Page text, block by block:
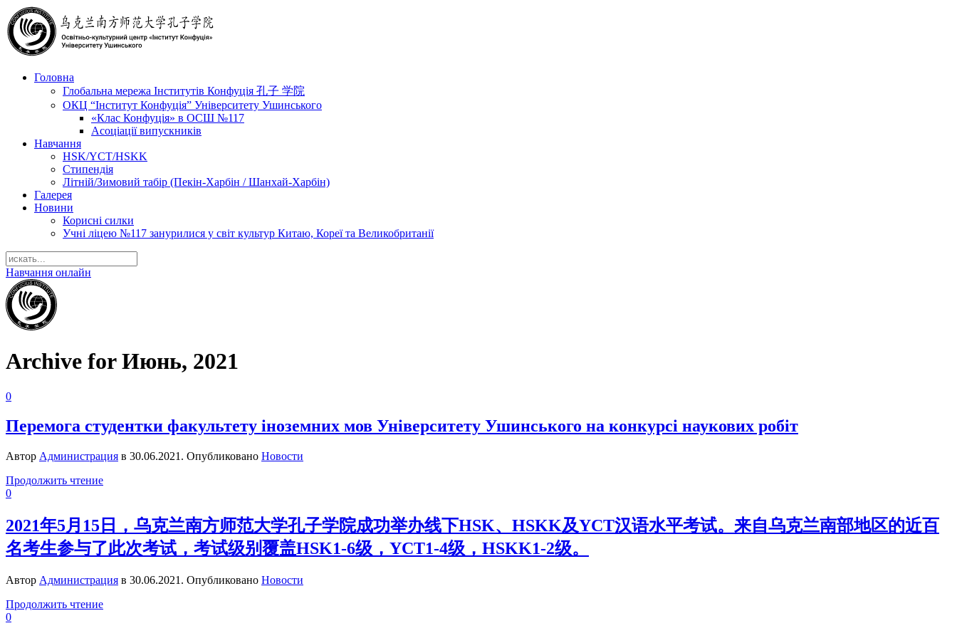
Головна
Глобальна мережа Інститутів Конфуція 孔子 学院
ОКЦ “Інститут Конфуція” Університету Ушинського
«Клас Конфуція» в ОСШ №117
Асоціації випускників
Навчання
HSK/YCT/HSKK
Стипендія
Літній/Зимовий табір (Пекін-Харбін / Шанхай-Харбін)
Галерея
Новини
Корисні силки
Учні ліцею №117 занурилися у світ культур Китаю, Кореї та Великобританії
Навчання онлайн
Archive for Июнь, 2021
0
Перемога студентки факультету іноземних мов Університету Ушинського на конкурсі наукових робіт
Автор Администрация в 30.06.2021 . Опубликовано Новости
Продолжить чтение
0
2021年5月15日，乌克兰南方师范大学孔子学院成功举办线下HSK、HSKK及YCT汉语水平考试。来自乌克兰南部地区的近百
名考生参与了此次考试，考试级别覆盖HSK1-6级，YCT1-4级，HSKK1-2级。
Автор Администрация в 30.06.2021 . Опубликовано Новости
Продолжить чтение
0